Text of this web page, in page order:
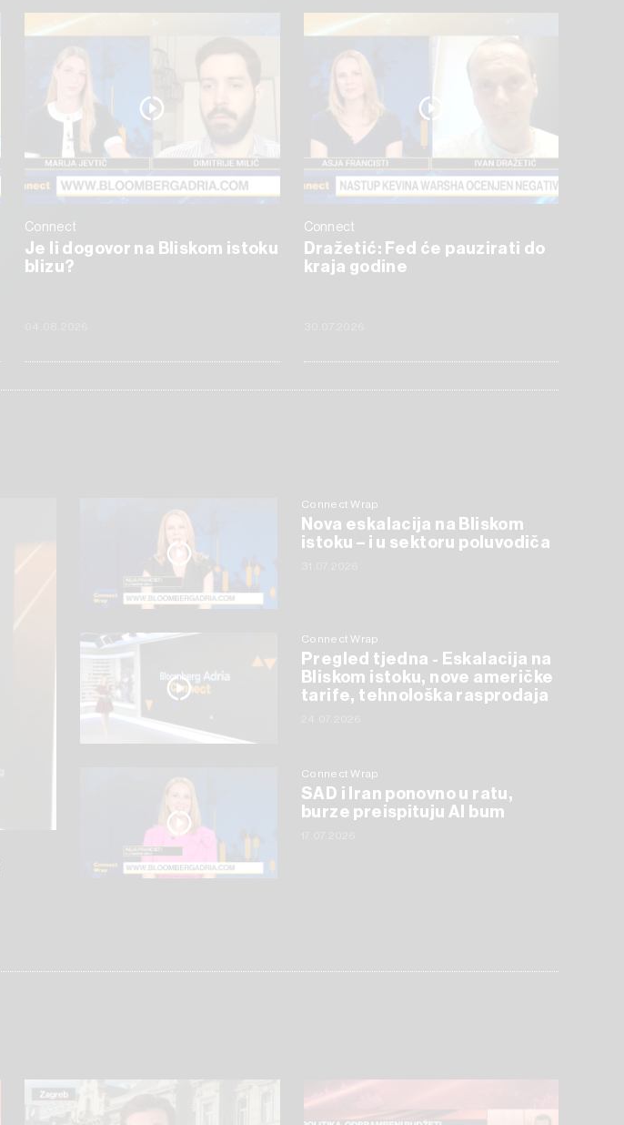
Connect
Je li dogovor na Bliskom istoku
blizu?
Connect
Dražetić: Fed će pauzirati do
kraja godine
Connect Wrap
Nova eskalacija na Bliskom
istoku – i u sektoru poluvodiča
Connect Wrap
Pregled tjedna - Eskalacija na
Bliskom istoku, nove američke
tarife, tehnološka rasprodaja
Connect Wrap
SAD i Iran ponovno u ratu,
burze preispituju AI bum